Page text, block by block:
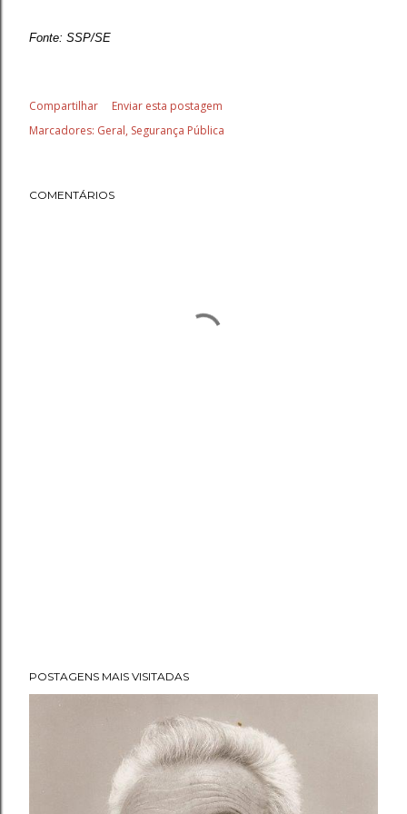
Fonte: SSP/SE
Compartilhar
Enviar esta postagem
Marcadores: Geral Segurança Pública
COMENTÁRIOS
POSTAGENS MAIS VISITADAS